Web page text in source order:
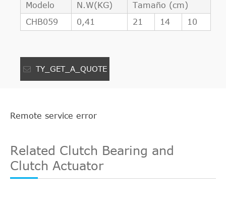
Modelo N.W(KG)
Tamaño (cm)
CHB059
0,41 21 14 10
TY_GET_A_QUOTE
Remote service error
Related Clutch Bearing and
Clutch Actuator